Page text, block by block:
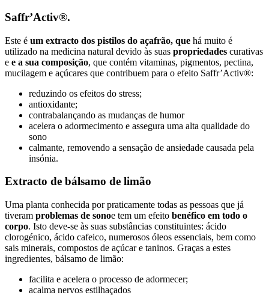
Saffr’Activ®.
Este é um extracto dos pistilos do açafrão, que há muito é
utilizado na medicina natural devido às suas propriedades curativas
e e a sua composição, que contém vitaminas, pigmentos, pectina,
mucilagem e açúcares que contribuem para o efeito Saffr’Activ®:
reduzindo os efeitos do stress;
antioxidante;
contrabalançando as mudanças de humor
acelera o adormecimento e assegura uma alta qualidade do
sono
calmante, removendo a sensação de ansiedade causada pela
insónia.
Extracto de bálsamo de limão
Uma planta conhecida por praticamente todas as pessoas que já
tiveram problemas de sonoe tem um efeito benéfico em todo o
corpo. Isto deve-se às suas substâncias constituintes: ácido
clorogénico, ácido cafeico, numerosos óleos essenciais, bem como
sais minerais, compostos de açúcar e taninos. Graças a estes
ingredientes, bálsamo de limão:
facilita e acelera o processo de adormecer;
acalma nervos estilhaçados